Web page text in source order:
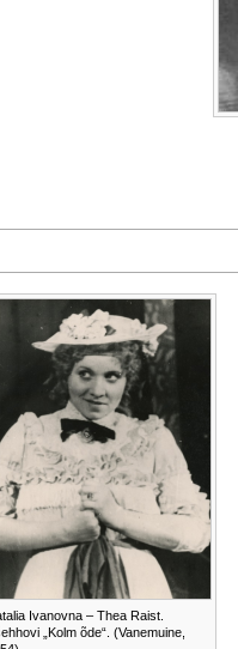
Ivanovna – Thea Raist.
„Kolm õde“. (Vanemuine,